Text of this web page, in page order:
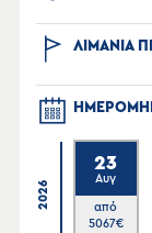
ΛΙΜΑΝΙΑ
2026
23
Αυγ
από
5067€